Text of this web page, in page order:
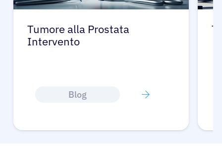
Tumore alla Prostata
Intervento
Blog